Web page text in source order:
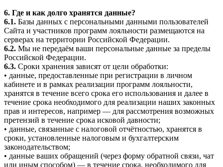
6. Где и как долго хранятся данные?
6.1. Базы данных с персональными данными пользователей
Сайта и участников программ лояльности размещаются на
серверах на территории Российской Федерации.
6.2. Мы не передаём ваши персональные данные за пределы
Российской Федерации.
6.3. Сроки хранения зависят от цели обработки:
• данные, предоставленные при регистрации в личном
кабинете и в рамках реализации программ лояльности,
хранятся в течение всего срока его использования и далее в
течение срока необходимого для реализации наших законных
прав и интересов, например — для рассмотрения возможных
претензий в течение срока исковой давности;
• данные, связанные с налоговой отчётностью, хранятся в
сроки, установленные налоговым и бухгалтерским
законодательством;
• данные ваших обращений (через форму обратной связи, чат
или иным способом) — в течение срока, необходимого для